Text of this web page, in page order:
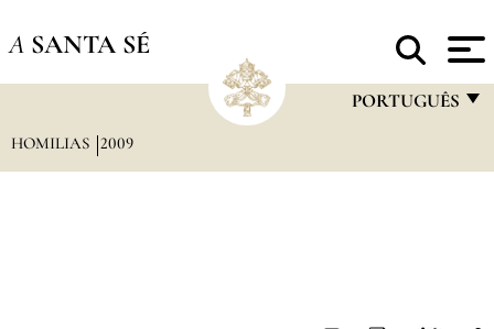
A SANTA SÉ
PORTUGUÊS
HOMILIAS 2009